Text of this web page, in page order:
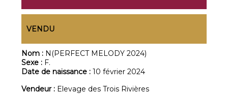
VENDU
Nom : N(PERFECT MELODY 2024)
Sexe : F.
Date de naissance :10 février 2024
Vendeur : Elevage des Trois Rivières